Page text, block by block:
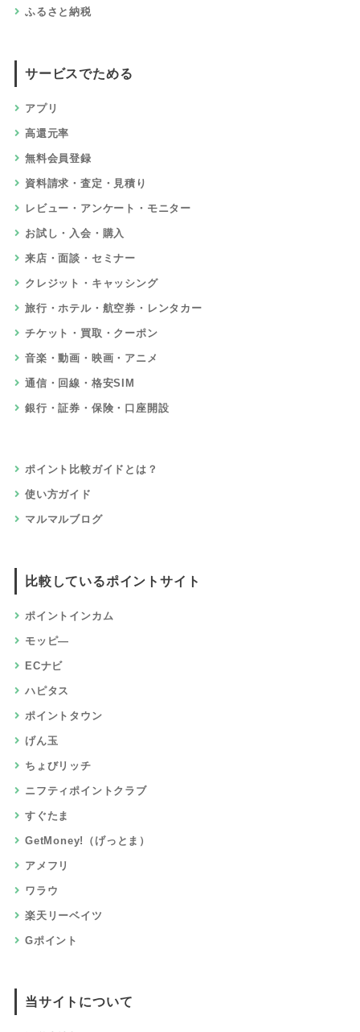
ふるさと納税
サービスでためる
アプリ
高還元率
無料会員登録
資料請求・査定・見積り
レビュー・アンケート・モニター
お試し・入会・購入
来店・面談・セミナー
クレジット・キャッシング
旅行・ホテル・航空券・レンタカー
チケット・買取・クーポン
音楽・動画・映画・アニメ
通信・回線・格安SIM
銀行・証券・保険・口座開設
ポイント比較ガイドとは？
使い方ガイド
マルマルブログ
比較しているポイントサイト
ポイントインカム
モッピ―
ECナビ
ハピタス
ポイントタウン
げん玉
ちょびリッチ
ニフティポイントクラブ
すぐたま
GetMoney!（げっとま）
アメフリ
ワラウ
楽天リーベイツ
Gポイント
当サイトについて